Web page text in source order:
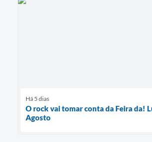
Há 5 dias
O rock vai tomar conta da Feira da!
Agosto